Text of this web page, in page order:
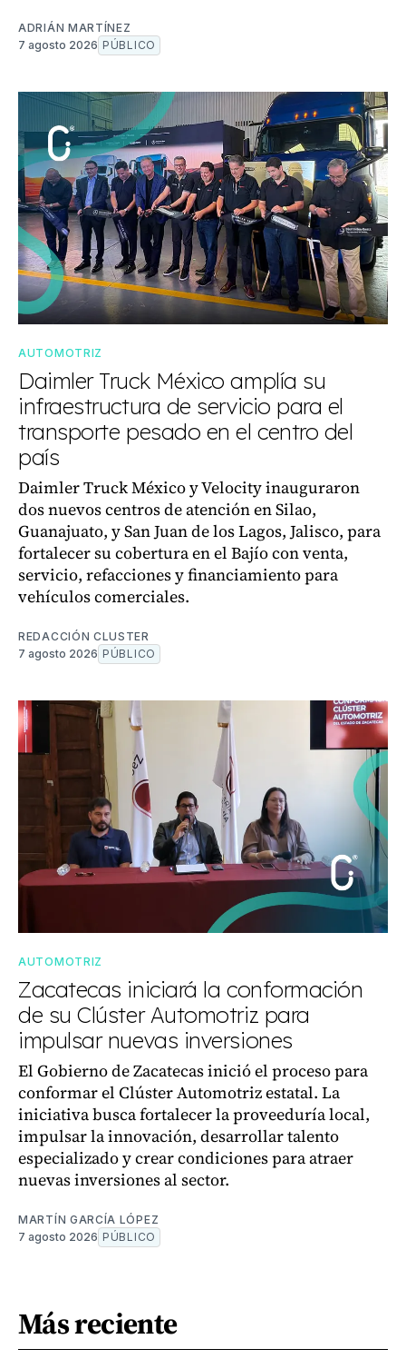
ADRIÁN MARTÍNEZ
7 agosto 2026 PÚBLICO
AUTOMOTRIZ
Daimler Truck México amplía su
infraestructura de servicio para el
transporte pesado en el centro del
país
Daimler Truck México y Velocity inauguraron
dos nuevos centros de atención en Silao,
Guanajuato, y San Juan de los Lagos, Jalisco, para
fortalecer su cobertura en el Bajío con venta,
servicio, refacciones y financiamiento para
vehículos comerciales.
REDACCIÓN CLUSTER
7 agosto 2026 PÚBLICO
AUTOMOTRIZ
Zacatecas iniciará la conformación
de su Clúster Automotriz para
impulsar nuevas inversiones
El Gobierno de Zacatecas inició el proceso para
conformar el Clúster Automotriz estatal. La
iniciativa busca fortalecer la proveeduría local,
impulsar la innovación, desarrollar talento
especializado y crear condiciones para atraer
nuevas inversiones al sector.
MARTÍN GARCÍA LÓPEZ
7 agosto 2026 PÚBLICO
Más reciente